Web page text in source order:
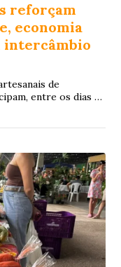
reforçam
economia
intercâmbio
de
entre os dias 19